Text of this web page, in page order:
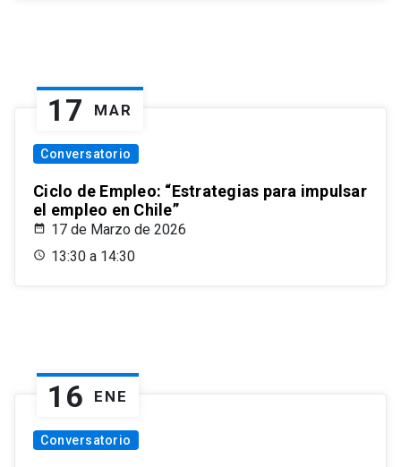
17 MAR
Conversatorio
Ciclo de Empleo: “Estrategias para impulsar
el empleo en Chile”
17 de Marzo de 2026
13:30 a 14:30
16 ENE
Conversatorio